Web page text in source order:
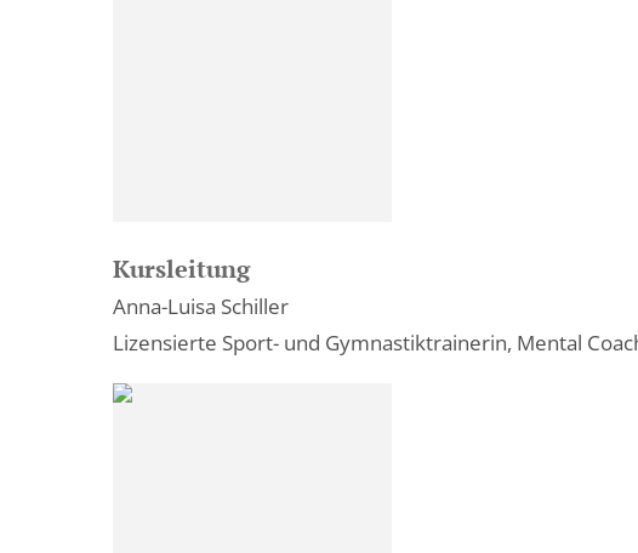
Kursleitung
Anna-Luisa Schiller
Lizensierte Sport- und Gymnastiktrainerin, Mental